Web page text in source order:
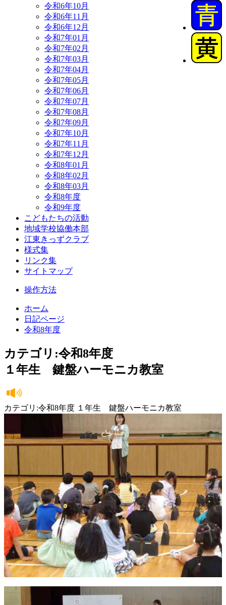
令和6年10月
令和6年11月
令和6年12月
令和7年01月
令和7年02月
令和7年03月
令和7年04月
令和7年05月
令和7年06月
令和7年07月
令和7年08月
令和7年09月
令和7年10月
令和7年11月
令和7年12月
令和8年01月
令和8年02月
令和8年03月
令和8年度
令和9年度
こどもたちの活動
地域学校協働本部
江東きっずクラブ
様式集
リンク集
サイトマップ
操作方法
ホーム
日記ページ
令和8年度
カテゴリ:令和8年度
１年生 鍵盤ハーモニカ教室
カテゴリ:令和8年度 １年生 鍵盤ハーモニカ教室